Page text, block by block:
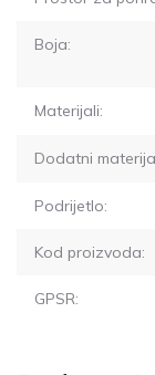
Boja:
Materijali:
Dodatni
Podrijetlo:
Kod proizvoda:
GPSR: